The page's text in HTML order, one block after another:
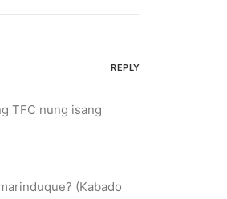
TFC nung isang
(Kabado
REPLY